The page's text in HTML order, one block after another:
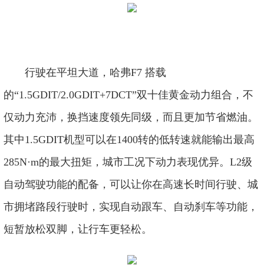
行驶在平坦大道，哈弗F7 搭载
的“1.5GDIT/2.0GDIT+7DCT”双十佳黄金动力组合，不
仅动力充沛，换挡速度领先同级，而且更加节省燃油。
其中1.5GDIT机型可以在1400转的低转速就能输出最高
285N·m的最大扭矩，城市工况下动力表现优异。L2级
自动驾驶功能的配备，可以让你在高速长时间行驶、城
市拥堵路段行驶时，实现自动跟车、自动刹车等功能，
短暂放松双脚，让行车更轻松。